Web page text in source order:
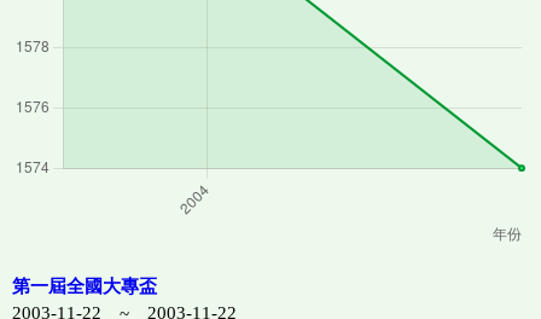
第一屆全國大專盃
2003-11-22 ~ 2003-11-22